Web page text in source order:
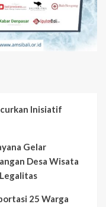
Inisiatif
Gelar
Desa Wisata
25 Warga